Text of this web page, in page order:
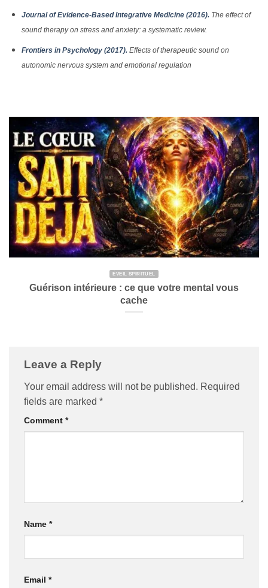
Journal of Evidence-Based Integrative Medicine (2016).The effect of
sound therapy on stress and anxiety: a systematic review.
Frontiers in Psychology (2017).Effects of therapeutic sound on
autonomic nervous system and emotional regulation
ÉVEIL SPIRITUEL
Guérison intérieure : ce que votre mental vous
cache
Leave a Reply
Your email address will not be published. Required
fields are marked *
Comment *
Name *
Email *